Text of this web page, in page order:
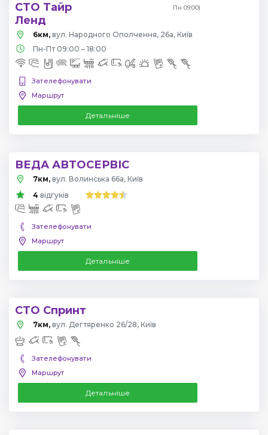
СТО Тайр
Ленд
Пн 09:00)
6км, вул. Народного Ополчення, 26а, Київ
Пн-Пт 09:00 – 18:00
Зателефонувати
Маршрут
Детальніше
ВЕДА АВТОСЕРВІС
7км, вул. Волинська 66а, Київ
4 відгуків
Зателефонувати
Маршрут
Детальніше
СТО Спринт
7км, вул. Дегтяренко 26/28, Київ
Зателефонувати
Маршрут
Детальніше